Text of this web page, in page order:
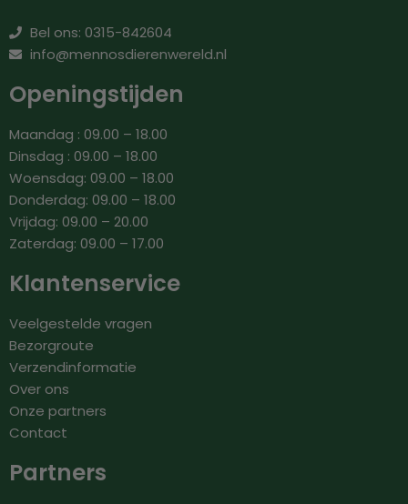
Bel ons: 0315-842604
info@mennosdierenwereld.nl
Openingstijden
Maandag : 09.00 – 18.00
Dinsdag : 09.00 – 18.00
Woensdag: 09.00 – 18.00
Donderdag: 09.00 – 18.00
Vrijdag: 09.00 – 20.00
Zaterdag: 09.00 – 17.00
Klantenservice
Veelgestelde vragen
Bezorgroute
Verzendinformatie
Over ons
Onze partners
Contact
Partners